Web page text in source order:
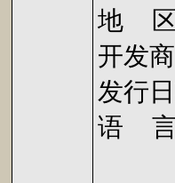
地 区
开发
发行
语 言